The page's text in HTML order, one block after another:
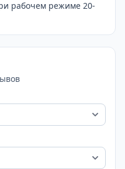
рабочем режиме 20-